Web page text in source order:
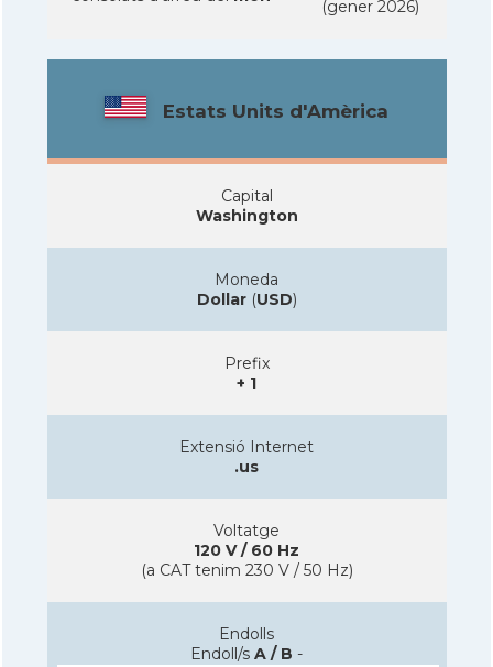
(gener 2026)
Estats Units d'Amèrica
Capital
Washington
Moneda
Dollar(USD)
Prefix
+ 1
Extensió Internet
.us
Voltatge
120 V / 60 Hz
(a CAT tenim 230 V / 50 Hz)
Endolls
Endoll/s A / B -